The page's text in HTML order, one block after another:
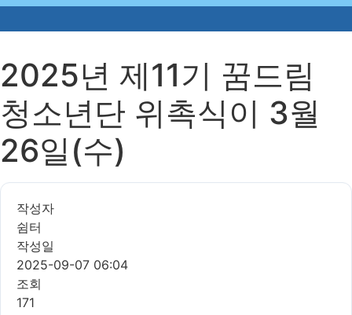
2025년 제11기 꿈드림
청소년단 위촉식이 3월
26일(수)
작성자
쉼터
작성일
2025-09-07 06:04
조회
171